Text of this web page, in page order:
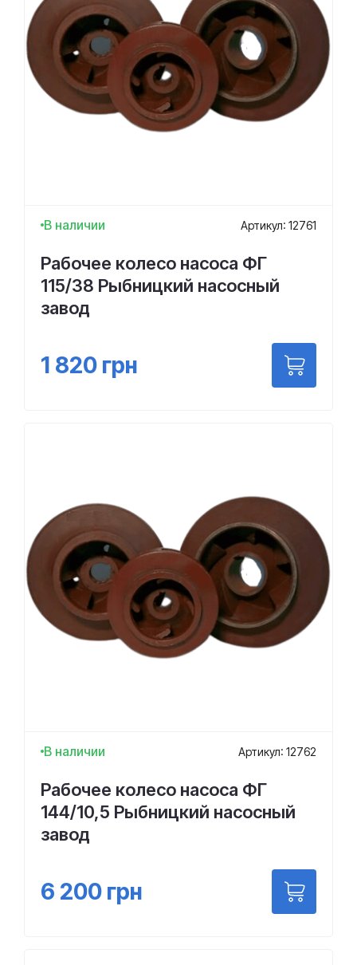
В наличии Артикул: 12761
Рабочее колесо насоса ФГ
115/38 Рыбницкий насосный
завод
1 820 грн
В наличии Артикул: 12762
Рабочее колесо насоса ФГ
144/10,5 Рыбницкий насосный
завод
6 200 грн